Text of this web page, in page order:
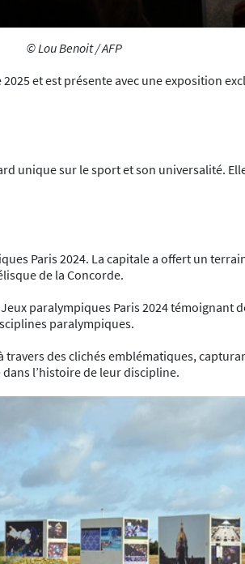
© Lou Benoit / AFP
et est présente avec une exposition
unique sur le sport et son universalité.
Paris 2024. La capitale a offert un
de la Concorde.
paralympiques Paris 2024
paralympiques.
travers des clichés emblématiques,
l’histoire de leur discipline.